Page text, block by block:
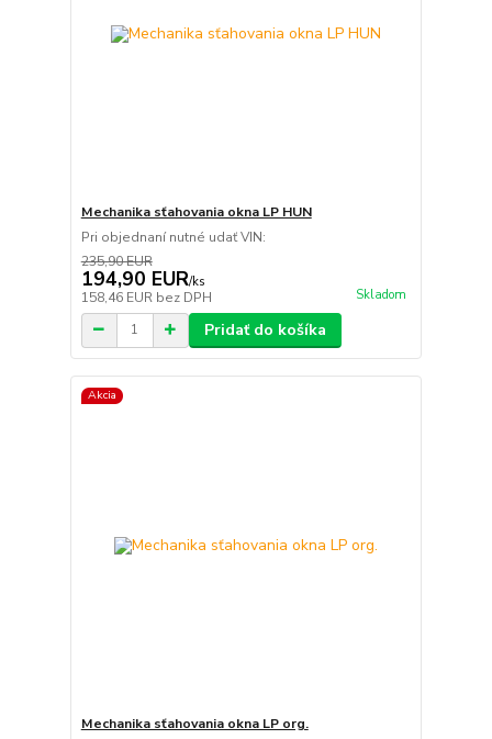
Mechanika sťahovania okna LP HUN
Pri objednaní nutné udať VIN:
235,90 EUR
194,90 EUR/ks
158,46 EUR bez DPH Skladom
Pridať do košíka
Akcia
Mechanika sťahovania okna LP org.